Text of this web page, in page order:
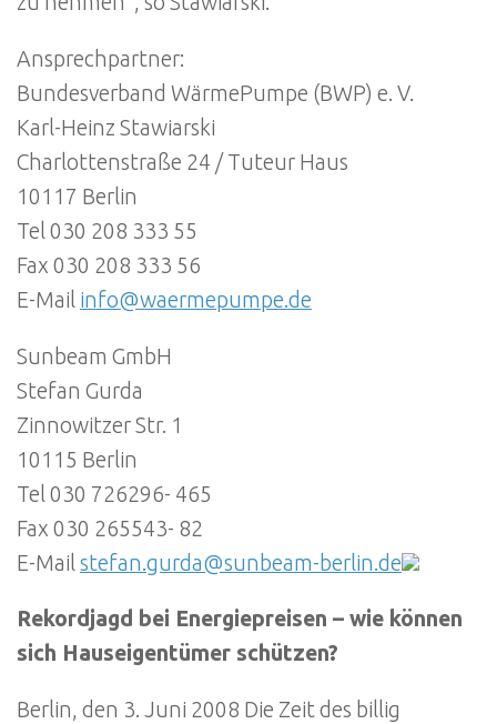
Ansprechpartner:
Bundesverband WärmePumpe (BWP) e. V.
Karl-Heinz Stawiarski
Charlottenstraße 24 / Tuteur Haus
10117 Berlin
Tel 030 208 333 55
Fax 030 208 333 56
E-Mail info@waermepumpe.de
Sunbeam GmbH
Stefan Gurda
Zinnowitzer Str. 1
10115 Berlin
Tel 030 726296- 465
Fax 030 265543- 82
E-Mail stefan.gurda@sunbeam-berlin.de
Rekordjagd bei Energiepreisen – wie können
sich Hauseigentümer schützen?
Berlin, den 3. Juni 2008 Die Zeit des billig